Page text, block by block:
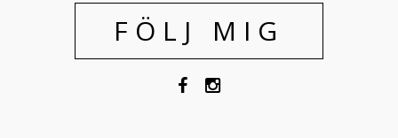
FÖLJ MIG